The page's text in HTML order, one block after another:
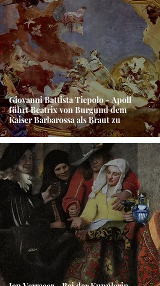
Giovanni Battista Tiepolo - Apoll
führt Beatrix von Burgund dem
Kaiser Barbarossa als Braut zu